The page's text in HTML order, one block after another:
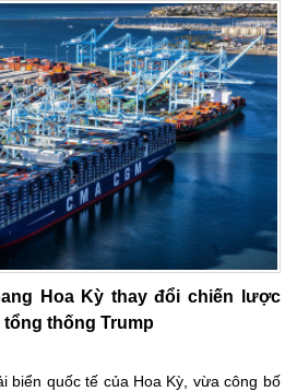
Hoa Kỳ thay đổi chiến lược
thống Trump
biển quốc tế của Hoa Kỳ, vừa công bố